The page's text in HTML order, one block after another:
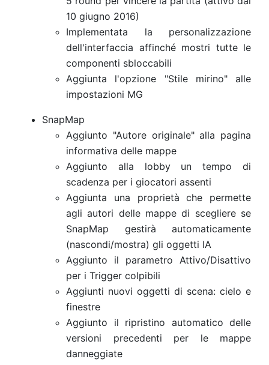
10 giugno 2016)
Implementata la personalizzazione
dell'interfaccia affinché mostri tutte le
componenti sbloccabili
Aggiunta l'opzione "Stile mirino" alle
impostazioni MG
SnapMap
Aggiunto "Autore originale" alla pagina
informativa delle mappe
Aggiunto alla lobby un tempo di
scadenza per i giocatori assenti
Aggiunta una proprietà che permette
agli autori delle mappe di scegliere se
SnapMap gestirà automaticamente
(nascondi/mostra) gli oggetti IA
Aggiunto il parametro Attivo/Disattivo
per i Trigger colpibili
Aggiunti nuovi oggetti di scena: cielo e
finestre
Aggiunto il ripristino automatico delle
versioni precedenti per le mappe
danneggiate